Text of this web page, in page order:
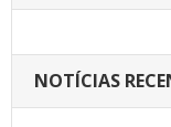
NOTÍCIAS